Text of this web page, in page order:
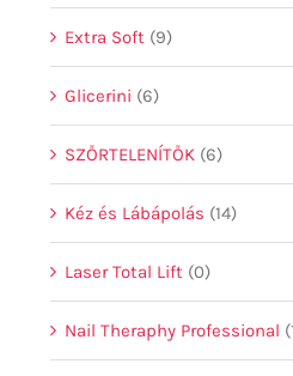
Extra Soft (9)
Glicerini (6)
SZŐRTELENÍTŐK (6)
Kéz és Lábápolás (14)
Laser Total Lift (0)
Nail Theraphy Professional